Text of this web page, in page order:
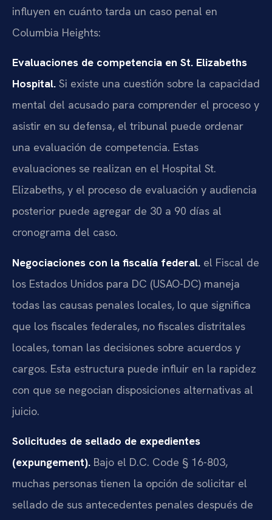
influyen en cuánto tarda un caso penal en
Columbia Heights:
Evaluaciones de competencia en St. Elizabeths
Hospital. Si existe una cuestión sobre la capacidad
mental del acusado para comprender el proceso y
asistir en su defensa, el tribunal puede ordenar
una evaluación de competencia. Estas
evaluaciones se realizan en el Hospital St.
Elizabeths, y el proceso de evaluación y audiencia
posterior puede agregar de 30 a 90 días al
cronograma del caso.
Negociaciones con la fiscalía federal. el Fiscal de
los Estados Unidos para DC (USAO-DC) maneja
todas las causas penales locales, lo que significa
que los fiscales federales, no fiscales distritales
locales, toman las decisiones sobre acuerdos y
cargos. Esta estructura puede influir en la rapidez
con que se negocian disposiciones alternativas al
juicio.
Solicitudes de sellado de expedientes
(expungement). Bajo el D.C. Code § 16-803,
muchas personas tienen la opción de solicitar el
sellado de sus antecedentes penales después de